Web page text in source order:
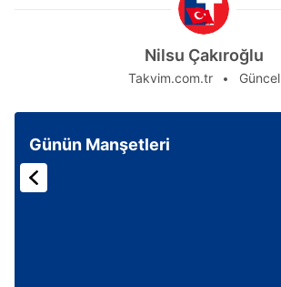
Nilsu Çakıroğlu
Takvim.com.tr Güncel
Günün Manşetleri